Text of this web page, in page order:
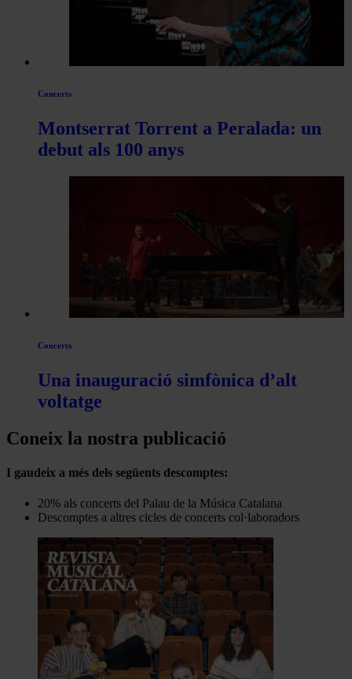
Concerts
Montserrat Torrent a Peralada: un
debut als 100 anys
Concerts
Una inauguració simfònica d’alt
voltatge
Coneix la nostra publicació
I gaudeix a més dels següents descomptes:
20% als concerts del Palau de la Música Catalana
Descomptes a altres cicles de concerts col·laboradors